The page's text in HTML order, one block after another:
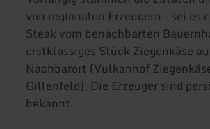
von regionalen Erzeugern – sei es
Steak vom benachbarten
erstklassiges Stück Ziegenkäse
Nachbarort (Vulkanhof
Gillenfeld). Die Erzeuger sind
bekannt.